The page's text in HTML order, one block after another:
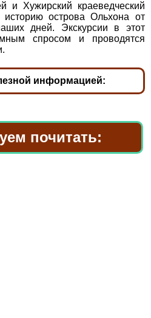
и Хужирский краеведческий
историю острова Ольхона от
дней. Экскурсии в этот
спросом и проводятся
информацией:
почитать: